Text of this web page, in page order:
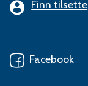
Finn tilsette
Facebook